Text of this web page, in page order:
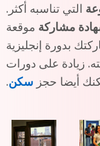
التي تناسبه أكثر.
مشاركة موقعة
بدورة إنجليزية
زيادة على دورات
أيضا حجزسكن.